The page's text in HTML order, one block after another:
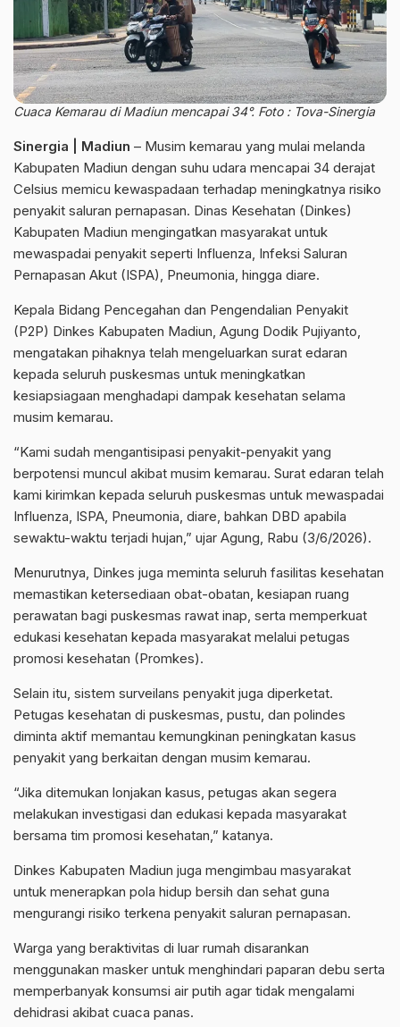
Cuaca Kemarau di Madiun mencapai 34°. Foto : Tova-Sinergia
Sinergia | Madiun – Musim kemarau yang mulai melanda
Kabupaten Madiun dengan suhu udara mencapai 34 derajat
Celsius memicu kewaspadaan terhadap meningkatnya risiko
penyakit saluran pernapasan. Dinas Kesehatan (Dinkes)
Kabupaten Madiun mengingatkan masyarakat untuk
mewaspadai penyakit seperti Influenza, Infeksi Saluran
Pernapasan Akut (ISPA), Pneumonia, hingga diare.
Kepala Bidang Pencegahan dan Pengendalian Penyakit
(P2P) Dinkes Kabupaten Madiun, Agung Dodik Pujiyanto,
mengatakan pihaknya telah mengeluarkan surat edaran
kepada seluruh puskesmas untuk meningkatkan
kesiapsiagaan menghadapi dampak kesehatan selama
musim kemarau.
“Kami sudah mengantisipasi penyakit-penyakit yang
berpotensi muncul akibat musim kemarau. Surat edaran telah
kami kirimkan kepada seluruh puskesmas untuk mewaspadai
Influenza, ISPA, Pneumonia, diare, bahkan DBD apabila
sewaktu-waktu terjadi hujan,” ujar Agung, Rabu (3/6/2026).
Menurutnya, Dinkes juga meminta seluruh fasilitas kesehatan
memastikan ketersediaan obat-obatan, kesiapan ruang
perawatan bagi puskesmas rawat inap, serta memperkuat
edukasi kesehatan kepada masyarakat melalui petugas
promosi kesehatan (Promkes).
Selain itu, sistem surveilans penyakit juga diperketat.
Petugas kesehatan di puskesmas, pustu, dan polindes
diminta aktif memantau kemungkinan peningkatan kasus
penyakit yang berkaitan dengan musim kemarau.
“Jika ditemukan lonjakan kasus, petugas akan segera
melakukan investigasi dan edukasi kepada masyarakat
bersama tim promosi kesehatan,” katanya.
Dinkes Kabupaten Madiun juga mengimbau masyarakat
untuk menerapkan pola hidup bersih dan sehat guna
mengurangi risiko terkena penyakit saluran pernapasan.
Warga yang beraktivitas di luar rumah disarankan
menggunakan masker untuk menghindari paparan debu serta
memperbanyak konsumsi air putih agar tidak mengalami
dehidrasi akibat cuaca panas.